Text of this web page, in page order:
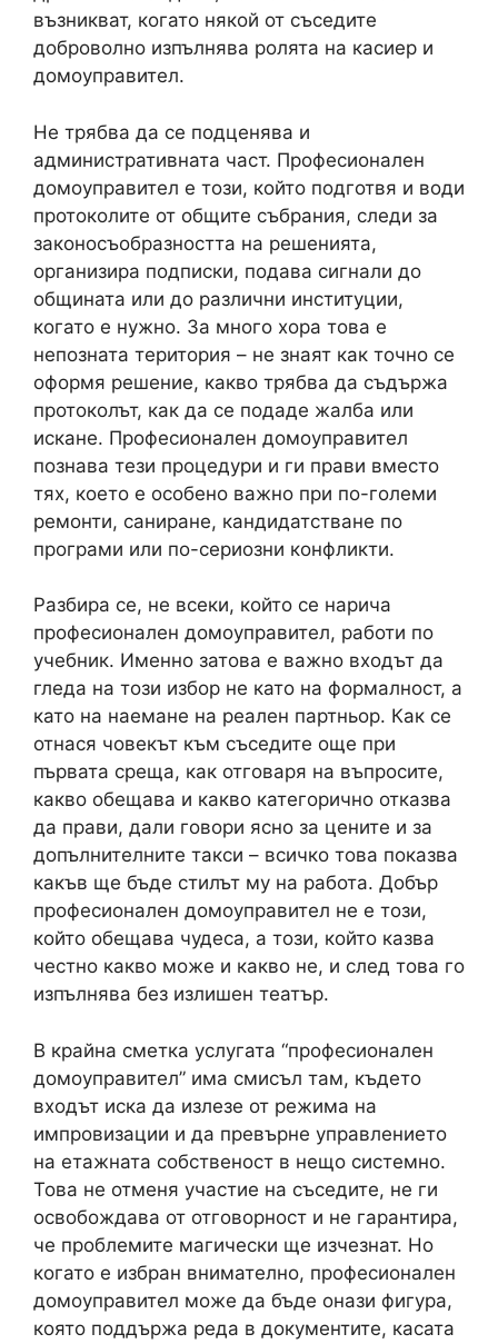
възникват, когато някой от съседите
доброволно изпълнява ролята на касиер и
домоуправител.
Не трябва да се подценява и
административната част. Професионален
домоуправител е този, който подготвя и води
протоколите от общите събрания, следи за
законосъобразността на решенията,
организира подписки, подава сигнали до
общината или до различни институции,
когато е нужно. За много хора това е
непозната територия – не знаят как точно се
оформя решение, какво трябва да съдържа
протоколът, как да се подаде жалба или
искане. Професионален домоуправител
познава тези процедури и ги прави вместо
тях, което е особено важно при по-големи
ремонти, саниране, кандидатстване по
програми или по-сериозни конфликти.
Разбира се, не всеки, който се нарича
професионален домоуправител, работи по
учебник. Именно затова е важно входът да
гледа на този избор не като на формалност, а
като на наемане на реален партньор. Как се
отнася човекът към съседите още при
първата среща, как отговаря на въпросите,
какво обещава и какво категорично отказва
да прави, дали говори ясно за цените и за
допълнителните такси – всичко това показва
какъв ще бъде стилът му на работа. Добър
професионален домоуправител не е този,
който обещава чудеса, а този, който казва
честно какво може и какво не, и след това го
изпълнява без излишен театър.
В крайна сметка услугата “професионален
домоуправител” има смисъл там, където
входът иска да излезе от режима на
импровизации и да превърне управлението
на етажната собственост в нещо системно.
Това не отменя участие на съседите, не ги
освобождава от отговорност и не гарантира,
че проблемите магически ще изчезнат. Но
когато е избран внимателно, професионален
домоуправител може да бъде онази фигура,
която поддържа реда в документите, касата